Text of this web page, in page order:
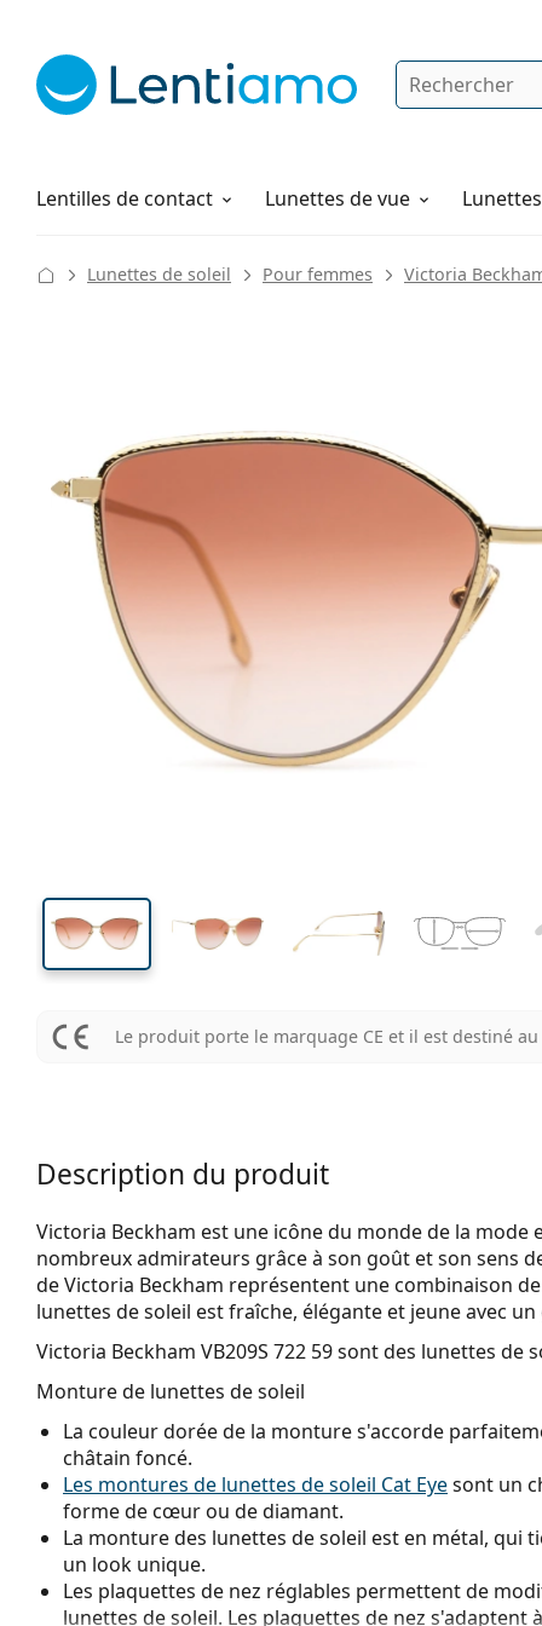
Rechercher
Lentilles de contact
Solutions Lunettes de vue
Comment commander
Lunettes de soleil Pour femmes Victoria
Largeur des verres
47 mm
Largeur des verres
59 mm
Largeur des verres
Largeur
des verres
Le produit porte le marquage CE et il est destiné
Description du produit
Victoria Beckham est une icône du monde de la
nombreux admirateurs grâce à son goût et son sens
de Victoria Beckham représentent une combinaison
lunettes de soleil est fraîche, élégante et jeune avec
Victoria Beckham VB209S 722 59sont des lunettes de
Monture de lunettes de soleil
La couleur dorée de la monture s'accorde
châtain foncé.
Les montures de lunettes de soleil Cat Eyesont un
forme de cœur ou de diamant.
La monture des lunettes de soleil est en métal,
un look unique.
Les plaquettes de nez réglables permettent de
lunettes de soleil. Les plaquettes de nez